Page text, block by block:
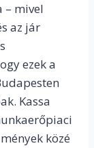
– mivel
az jár
ezek a
Kassa
közé